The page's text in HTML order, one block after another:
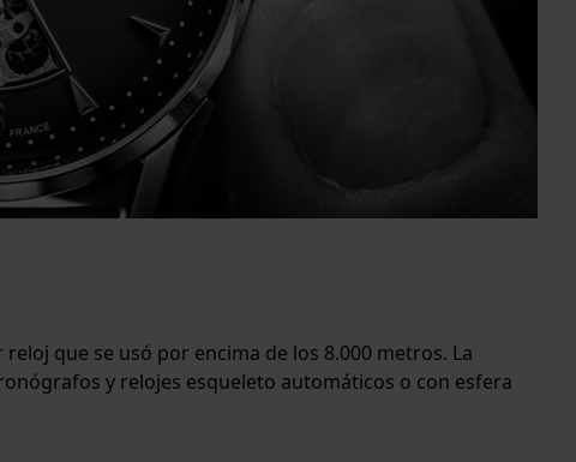
que se usó por encima de los 8.000 metros. La
y relojes esqueleto automáticos o con esfera